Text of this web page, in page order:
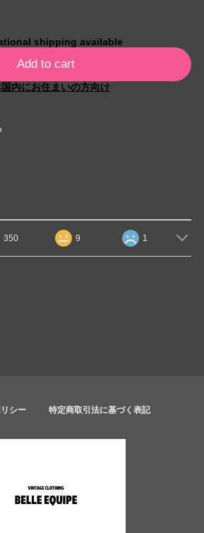
shipping available
Add to cart
国内にお住まいの方向け
350 9 1
シー 特定商取引法に基づく表記